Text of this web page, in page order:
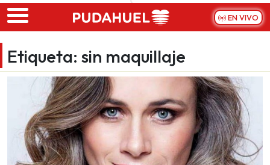
Skip to main content
EN VIVO
Etiqueta: sin maquillaje